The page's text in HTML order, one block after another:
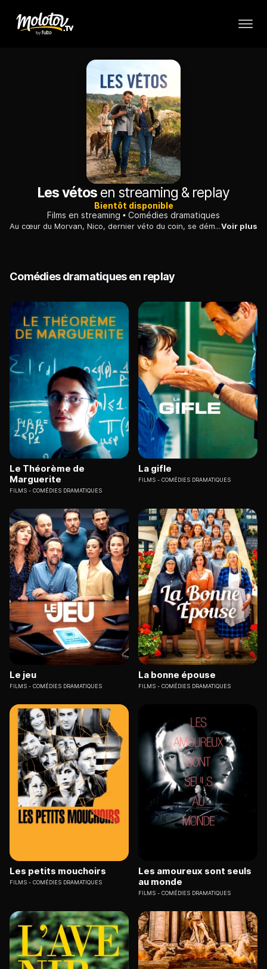
Les vétosen streaming & replay
Bientôt disponible
Films en streaming
Comédies dramatiques
Au cœur du Morvan, Nico, dernier véto du coin, se démène pour sauver ses patients, sa clinique, et sa famille. Quand Michel, son associé et mentor, lui annonce son départ à la retraite, Nico sait que le plus dur est à venir.Voir plus
Comédies dramatiques en replay
Le Théorème de
Marguerite
FILMS COMÉDIES DRAMATIQUES
La gifle
FILMS COMÉDIES DRAMATIQUES
Le jeu
FILMS COMÉDIES DRAMATIQUES
La bonne épouse
FILMS COMÉDIES DRAMATIQUES
Les petits mouchoirs
FILMS COMÉDIES DRAMATIQUES
Les amoureux sont seuls
au monde
FILMS COMÉDIES DRAMATIQUES